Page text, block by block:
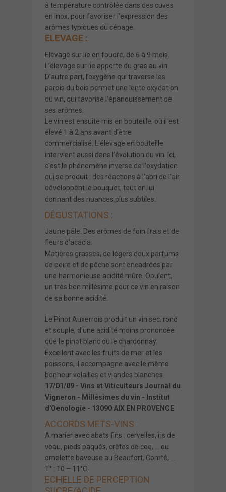
à température contrôlée dans des cuves
en inox, pour favoriser l’expression des
arômes typiques du cépage.
ELEVAGE :
Elevage sur lie en foudre, de 6 à 9 mois.
L’élevage sur lie apporte du gras au vin.
D’autre part, l’oxygène qui traverse les
parois du bois permet une lente oxydation
du vin, qui favorise l’épanouissement de
ses arômes.
Le vin est ensuite mis en bouteille, où il est
élevé 1 à 2 ans avant d’être
commercialisé. L'élevage en bouteille
intervient aussi dans l’évolution du vin. Ici,
c'est le phénomène inverse de l'oxydation
qui se produit : des réactions à l’abri de l’air
développent le bouquet, tout en lui
donnant des nuances plus subtiles.
DÉGUSTATIONS :
Jaune pâle. Des arômes de foin frais et de
fleurs d'acacia.
Matières grasses, de légers doux parfums
de poire et de pêche sont encadrées par
une harmonieuse acidité mûre. Opulent,
un très bon millésime pour ce vin en raison
de sa bonne acidité.
Le Pinot Auxerrois produit un vin sec, rond
et souple, d'une acidité moins prononcée
que le pinot blanc ou le chardonnay.
Excellent avec les fruits de mer et les
poissons, il accompagne avec le même
bonheur volailles et viandes blanches.
17/01/09 - Vins et Viticulteurs Journal du
Vigneron - Millésimes du vin - Institut
d'Oenologie - 13090 AIX EN PROVENCE
ACCORDS METS-VINS :
A marier avec abats fins : cervelles, ris de
veau, pieds paqués, crêtes de coq, … ou
omelette baveuse au Beaufort, Comté, …
T° : 10 – 11°C.
ECHELLE DE PERCEPTION